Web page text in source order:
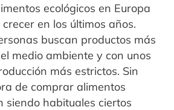
ecológicos en Europa
en los últimos años.
buscan productos más
medio ambiente y con unos
más estrictos. Sin
de comprar alimentos
siendo habituales ciertos